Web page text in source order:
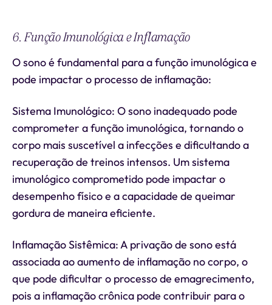
6. Função Imunológica e Inflamação
O sono é fundamental para a função imunológica e
pode impactar o processo de inflamação:
Sistema Imunológico: O sono inadequado pode
comprometer a função imunológica, tornando o
corpo mais suscetível a infecções e dificultando a
recuperação de treinos intensos. Um sistema
imunológico comprometido pode impactar o
desempenho físico e a capacidade de queimar
gordura de maneira eficiente.
Inflamação Sistêmica: A privação de sono está
associada ao aumento de inflamação no corpo, o
que pode dificultar o processo de emagrecimento,
pois a inflamação crônica pode contribuir para o